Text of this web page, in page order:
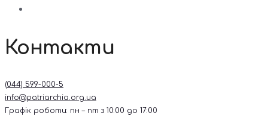
Контакти
(044) 599-000-5
info@patriarchia.org.ua
Графік роботи: пн – пт з 10:00 до 17:00